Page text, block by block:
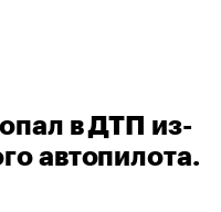
Voyah
в ДТП из-
автопилота.